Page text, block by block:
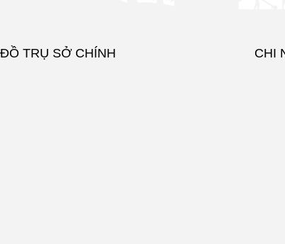
TRỤ SỞ CHÍNH CHI